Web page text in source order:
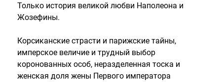
Только история великой любви Наполеона и
Жозефины.
Корсиканские страсти и парижские тайны,
имперское величие и трудный выбор
коронованных особ, неразделенная тоска и
женская доля жены Первого императора